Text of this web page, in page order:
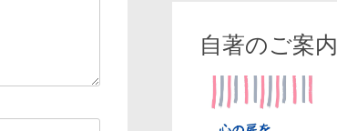
自著のご案内